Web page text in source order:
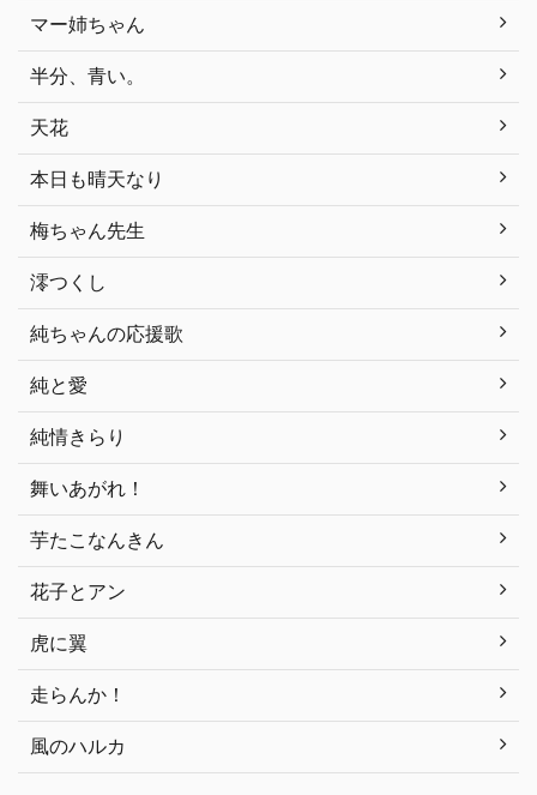
マー姉ちゃん
半分、青い。
天花
本日も晴天なり
梅ちゃん先生
澪つくし
純ちゃんの応援歌
純と愛
純情きらり
舞いあがれ！
芋たこなんきん
花子とアン
虎に翼
走らんか！
風のハルカ